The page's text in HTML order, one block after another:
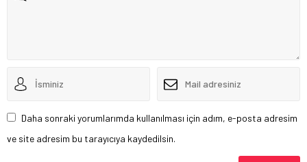
Daha sonraki yorumlarımda kullanılması için adım, e-posta adresim
ve site adresim bu tarayıcıya kaydedilsin.